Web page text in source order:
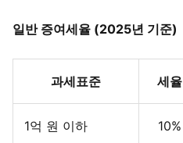
일반 증여세율 (2025년 기준)
과세표준 세율
1억 원 이하 10%